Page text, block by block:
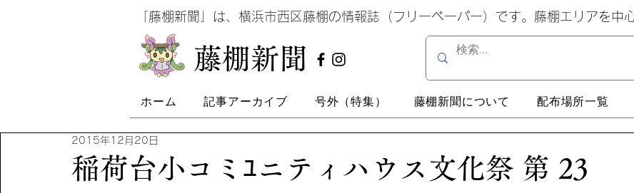
「藤棚新聞」は、横浜市西区藤棚の情報誌（フリーペーパー）です。藤棚エリアを中
​藤棚新聞
ホーム 記事アーカイブ 号外（特集） 藤棚新聞について 配布場所一覧
稲荷台小コミﾕニティハウス文化祭 第 23
2015年12月20日